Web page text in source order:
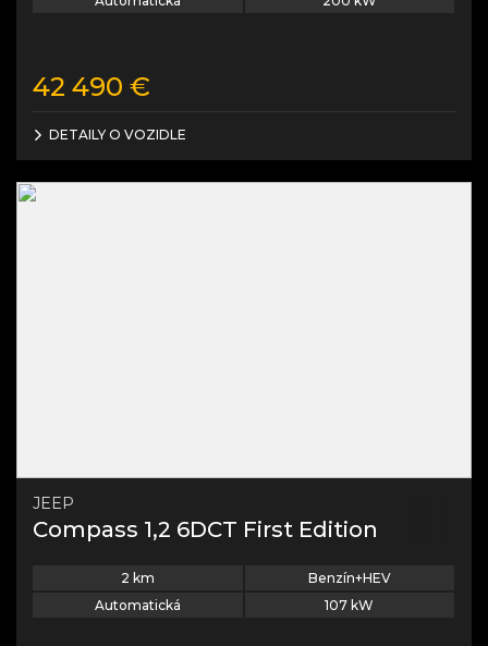
42 490 €
DETAILY O VOZIDLE
JEEP
Compass 1,2 6DCT First Edition
2 km
Benzín+HEV
Automatická
107 kW